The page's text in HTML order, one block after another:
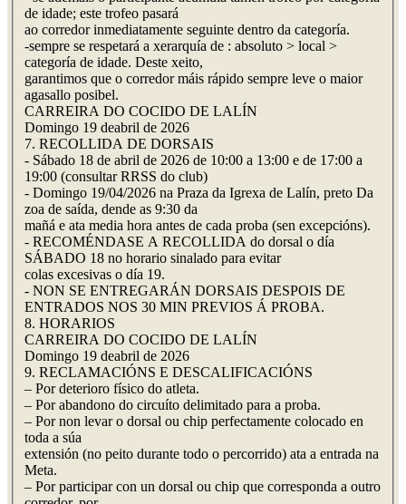
de idade; este trofeo pasará
ao corredor inmediatamente seguinte dentro da categoría.
-sempre se respetará a xerarquía de : absoluto > local >
categoría de idade. Deste xeito,
garantimos que o corredor máis rápido sempre leve o maior
agasallo posibel.
CARREIRA DO COCIDO DE LALÍN
Domingo 19 deabril de 2026
7. RECOLLIDA DE DORSAIS
- Sábado 18 de abril de 2026 de 10:00 a 13:00 e de 17:00 a
19:00 (consultar RRSS do club)
- Domingo 19/04/2026 na Praza da Igrexa de Lalín, preto Da
zoa de saída, dende as 9:30 da
mañá e ata media hora antes de cada proba (sen excepcións).
- RECOMÉNDASE A RECOLLIDA do dorsal o día
SÁBADO 18 no horario sinalado para evitar
colas excesivas o día 19.
- NON SE ENTREGARÁN DORSAIS DESPOIS DE
ENTRADOS NOS 30 MIN PREVIOS Á PROBA.
8. HORARIOS
CARREIRA DO COCIDO DE LALÍN
Domingo 19 deabril de 2026
9. RECLAMACIÓNS E DESCALIFICACIÓNS
– Por deterioro físico do atleta.
– Por abandono do circuíto delimitado para a proba.
– Por non levar o dorsal ou chip perfectamente colocado en
toda a súa
extensión (no peito durante todo o percorrido) ata a entrada na
Meta.
– Por participar con un dorsal ou chip que corresponda a outro